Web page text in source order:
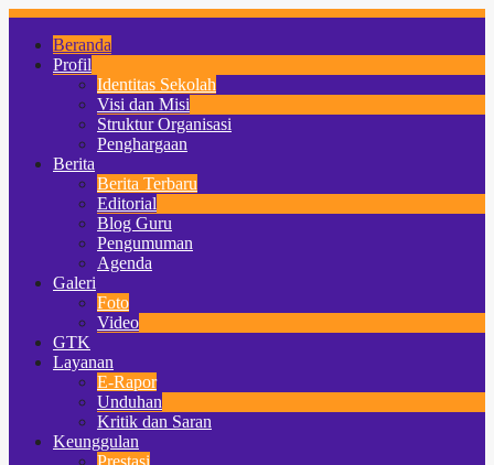
Beranda
Profil
Identitas Sekolah
Visi dan Misi
Struktur Organisasi
Penghargaan
Berita
Berita Terbaru
Editorial
Blog Guru
Pengumuman
Agenda
Galeri
Foto
Video
GTK
Layanan
E-Rapor
Unduhan
Kritik dan Saran
Keunggulan
Prestasi